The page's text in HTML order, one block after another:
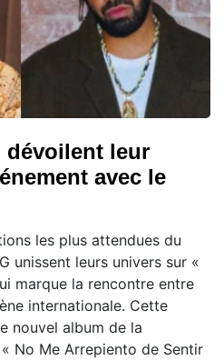
dévoilent leur
avec le
les plus attendues du
unissent leurs univers sur «
marque la rencontre entre
internationale. Cette
nouvel album de la
No Me Arrepiento de Sentir